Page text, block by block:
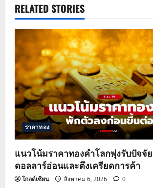
a
v
i
g
a
t
i
o
n
RELATED STORIES
ราคาทอง
แนวโน้มราคาทองคำโลกพุ่งรับปัจจั
ดอลลาร์อ่อนและตึงเครียดการค้า
โกลด์เซียน สิงหาคม 6, 2026 0